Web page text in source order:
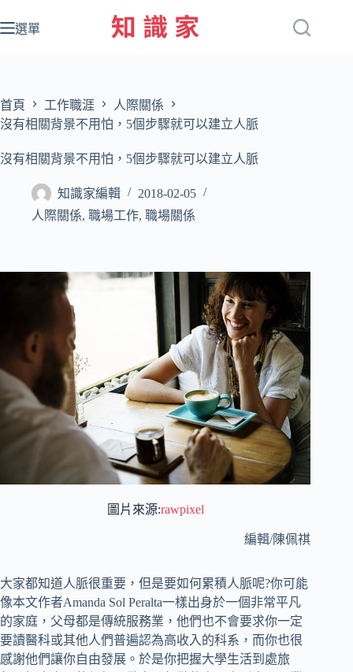
至
容
選單
首頁 工作職涯
人際關係
沒有相關背景不用怕，5個步驟就可以建立人脈
沒有相關背景不用怕，5個步驟就可以建立人脈
知識家編輯
2018-02-05
人際關係, 職場工作, 職場關係
圖片來源:rawpixel
編輯/陳佩祺
大家都知道人脈很重要，但是要如何累積人脈呢?你可能
像本文作者Amanda Sol Peralta一樣出身於一個非常平凡
的家庭，父母都是傳統服務業，他們也不會要求你一定
要讀醫科或其他人們普遍認為高收入的科系，而你也很
感謝他們讓你自由發展。於是你把握大學生活到處旅